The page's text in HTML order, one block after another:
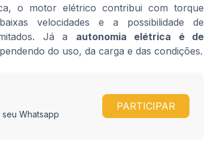
o motor elétrico contribui com torque
velocidades e a possibilidade de
Já a autonomia elétrica é de
do uso, da carga e das condições.
Whatsapp
PARTICIPAR